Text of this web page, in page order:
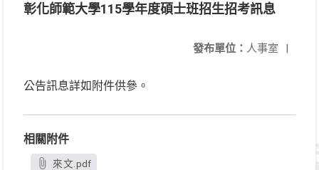
彰化師範大學115學年度碩士班招生招考訊息
發布單位： 人事室 |
公告訊息詳如附件供參。
相關附件
來文.pdf